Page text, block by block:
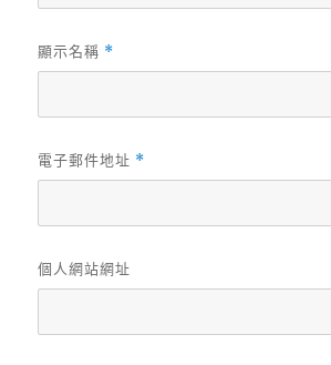
顯示名稱 *
電子郵件地址 *
個人網站網址